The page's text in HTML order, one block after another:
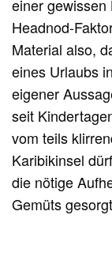
einer gewissen
Headnod-
Material also,
eines Urlaubs
eigener
seit
vom teils
Karibikinsel
die nötige
Gemüts